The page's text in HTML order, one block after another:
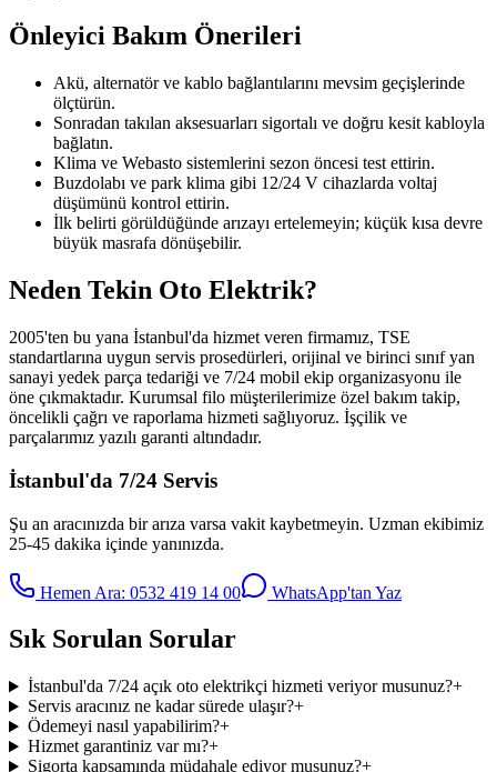
Önleyici Bakım Önerileri
Akü, alternatör ve kablo bağlantılarını mevsim geçişlerinde
ölçtürün.
Sonradan takılan aksesuarları sigortalı ve doğru kesit kabloyla
bağlatın.
Klima ve Webasto sistemlerini sezon öncesi test ettirin.
Buzdolabı ve park klima gibi 12/24 V cihazlarda voltaj
düşümünü kontrol ettirin.
İlk belirti görüldüğünde arızayı ertelemeyin; küçük kısa devre
büyük masrafa dönüşebilir.
Neden Tekin Oto Elektrik?
2005'ten bu yana İstanbul'da hizmet veren firmamız, TSE
standartlarına uygun servis prosedürleri, orijinal ve birinci sınıf yan
sanayi yedek parça tedariği ve 7/24 mobil ekip organizasyonu ile
öne çıkmaktadır. Kurumsal filo müşterilerimize özel bakım takip,
öncelikli çağrı ve raporlama hizmeti sağlıyoruz. İşçilik ve
parçalarımız yazılı garanti altındadır.
İstanbul'da 7/24 Servis
Şu an aracınızda bir arıza varsa vakit kaybetmeyin. Uzman ekibimiz
25-45 dakika içinde yanınızda.
Hemen Ara: 0532 419 14 00 WhatsApp'tan Yaz
Sık Sorulan Sorular
İstanbul'da 7/24 açık oto elektrikçi hizmeti veriyor musunuz?+
Servis aracınız ne kadar sürede ulaşır?+
Ödemeyi nasıl yapabilirim?+
Hizmet garantiniz var mı?+
Sigorta kapsamında müdahale ediyor musunuz?+